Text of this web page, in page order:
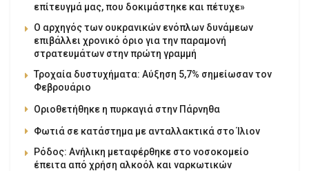
επίτευγμά μας, που δοκιμάστηκε και πέτυχε»
Ο αρχηγός των ουκρανικών ενόπλων δυνάμεων
επιβάλλει χρονικό όριο για την παραμονή
στρατευμάτων στην πρώτη γραμμή
Τροχαία δυστυχήματα: Αύξηση 5,7% σημείωσαν τον
Φεβρουάριο
Οριοθετήθηκε η πυρκαγιά στην Πάρνηθα
Φωτιά σε κατάστημα με ανταλλακτικά στο Ίλιον
Ρόδος: Ανήλικη μεταφέρθηκε στο νοσοκομείο
έπειτα από χρήση αλκοόλ και ναρκωτικών